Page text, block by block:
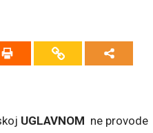
UGLAVNOM ne provode